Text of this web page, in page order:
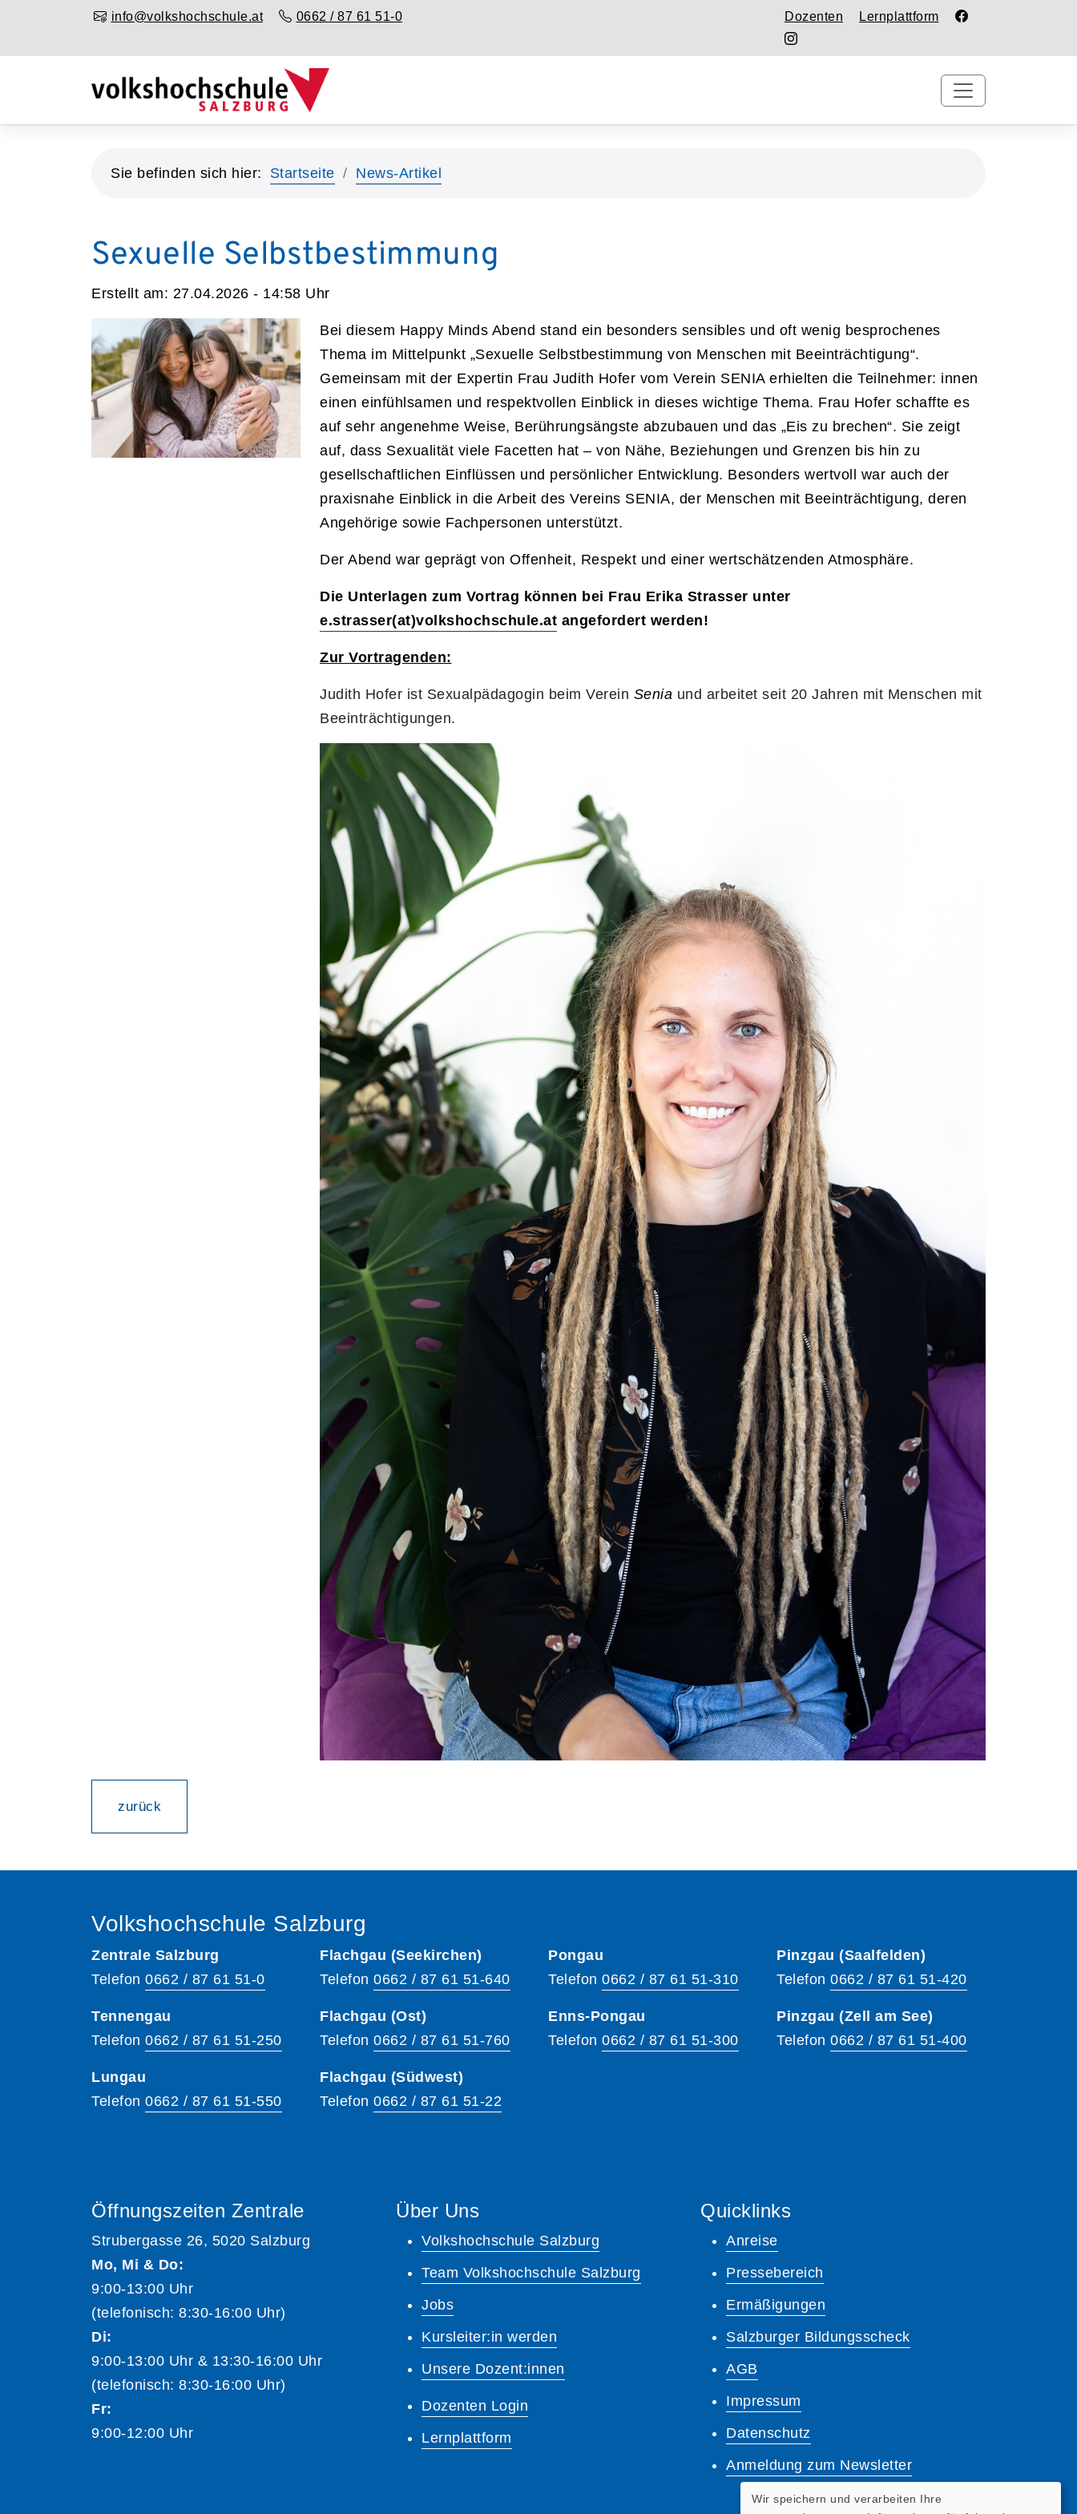
info@volkshochschule.at 0662 / 87 61 51-0 Dozenten Lernplattform
Sie befinden sich hier: Startseite News-Artikel
Sexuelle Selbstbestimmung
Erstellt am: 27.04.2026 - 14:58 Uhr
Bei diesem Happy Minds Abend stand ein besonders sensibles und oft wenig besprochenes
Thema im Mittelpunkt „Sexuelle Selbstbestimmung von Menschen mit Beeinträchtigung“.
Gemeinsam mit der Expertin Frau Judith Hofer vom Verein SENIA erhielten die Teilnehmer: innen
einen einfühlsamen und respektvollen Einblick in dieses wichtige Thema. Frau Hofer schaffte es
auf sehr angenehme Weise, Berührungsängste abzubauen und das „Eis zu brechen“. Sie zeigt
auf, dass Sexualität viele Facetten hat – von Nähe, Beziehungen und Grenzen bis hin zu
gesellschaftlichen Einflüssen und persönlicher Entwicklung. Besonders wertvoll war auch der
praxisnahe Einblick in die Arbeit des Vereins SENIA, der Menschen mit Beeinträchtigung, deren
Angehörige sowie Fachpersonen unterstützt.
Der Abend war geprägt von Offenheit, Respekt und einer wertschätzenden Atmosphäre.
Die Unterlagen zum Vortrag können bei Frau Erika Strasser unter
e.strasser(at)volkshochschule.at angefordert werden!
Zur Vortragenden:
Judith Hofer ist Sexualpädagogin beim Verein Senia und arbeitet seit 20 Jahren mit Menschen mit
Beeinträchtigungen.
zurück
Volkshochschule Salzburg
Zentrale Salzburg
Telefon 0662 / 87 61 51-0
Tennengau
Telefon 0662 / 87 61 51-250
Lungau
Telefon 0662 / 87 61 51-550
Flachgau (Seekirchen)
Telefon 0662 / 87 61 51-640
Flachgau (Ost)
Telefon 0662 / 87 61 51-760
Flachgau (Südwest)
Telefon 0662 / 87 61 51-22
Pongau
Telefon 0662 / 87 61 51-310
Enns-Pongau
Telefon 0662 / 87 61 51-300
Pinzgau (Saalfelden)
Telefon 0662 / 87 61 51-420
Pinzgau (Zell am See)
Telefon 0662 / 87 61 51-400
Öffnungszeiten Zentrale
Strubergasse 26, 5020 Salzburg
Mo, Mi & Do:
9:00-13:00 Uhr
(telefonisch: 8:30-16:00 Uhr)
Di:
9:00-13:00 Uhr & 13:30-16:00 Uhr
(telefonisch: 8:30-16:00 Uhr)
Fr:
9:00-12:00 Uhr
Über Uns
Volkshochschule Salzburg
Team Volkshochschule Salzburg
Jobs
Kursleiter:in werden
Unsere Dozent:innen
Dozenten Login
Lernplattform
Quicklinks
Anreise
Pressebereich
Ermäßigungen
Salzburger Bildungsscheck
AGB
Impressum
Datenschutz
Anmeldung zum Newsletter
Wir speichern und verarbeiten Ihre